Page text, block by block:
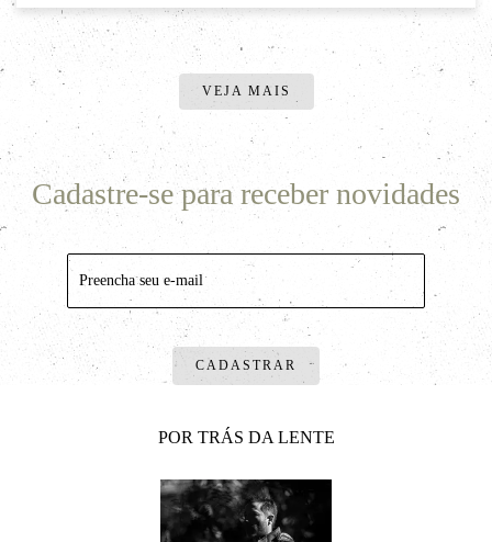
VEJA MAIS
Cadastre-se para receber novidades
CADASTRAR
POR TRÁS DA LENTE